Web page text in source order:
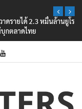
ดรายได้ 2.3 หมื่นล้านยูโร
กตลาดไทย